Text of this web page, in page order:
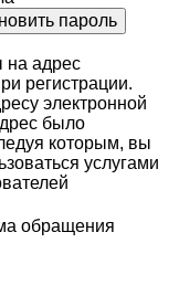
на адрес
регистрации.
электронной
было
которым, вы
услугами
обращения